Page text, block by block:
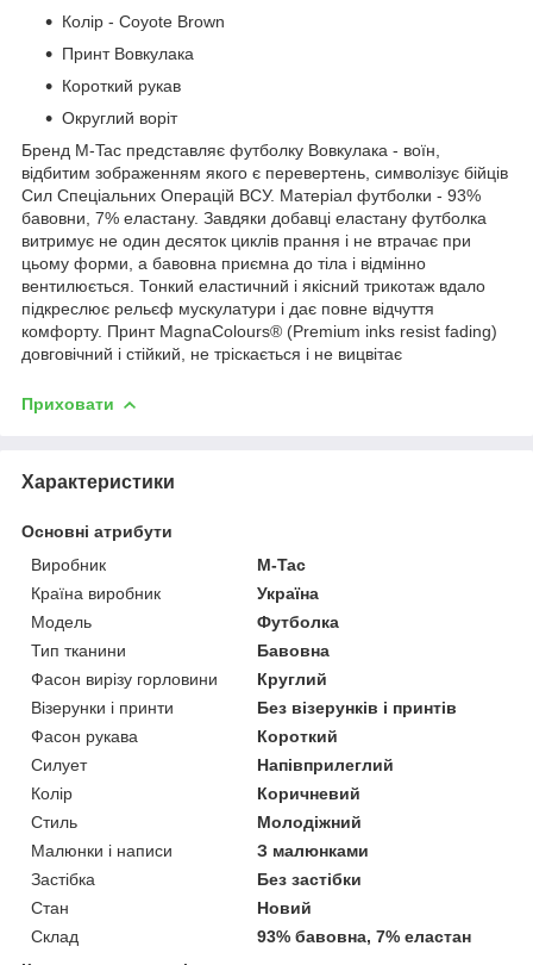
Колір - Coyote Brown
Принт Вовкулака
Короткий рукав
Округлий воріт
Бренд M-Tac представляє футболку Вовкулака - воїн,
відбитим зображенням якого є перевертень, символізує бійців
Сил Спеціальних Операцій ВСУ. Матеріал футболки - 93%
бавовни, 7% еластану. Завдяки добавці еластану футболка
витримує не один десяток циклів прання і не втрачає при
цьому форми, а бавовна приємна до тіла і відмінно
вентилюється. Тонкий еластичний і якісний трикотаж вдало
підкреслює рельєф мускулатури і дає повне відчуття
комфорту. Принт MagnaColours® (Premium inks resist fading)
довговічний і стійкий, не тріскається і не вицвітає
Приховати
Характеристики
Основні атрибути
Виробник
M-Tac
Країна виробник
Україна
Модель
Футболка
Тип тканини
Бавовна
Фасон вирізу горловини
Круглий
Візерунки і принти
Без візерунків і принтів
Фасон рукава
Короткий
Силует
Напівприлеглий
Колір
Коричневий
Стиль
Молодіжний
Малюнки і написи
З малюнками
Застібка
Без застібки
Стан
Новий
Склад
93% бавовна, 7% еластан